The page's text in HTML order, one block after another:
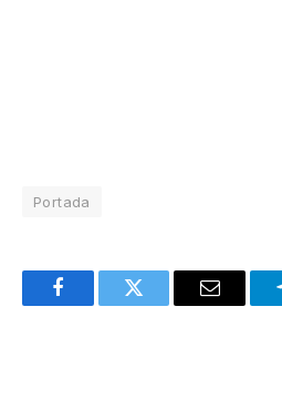
Portada
FacebookTwitter Email